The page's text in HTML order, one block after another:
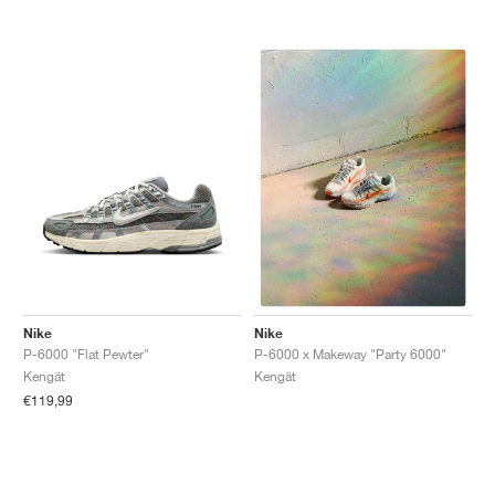
Nike
P-6000 "Flat Pewter"
Kengät
€119,99
Nike
P-6000 x Makeway "Party 6000"
Kengät